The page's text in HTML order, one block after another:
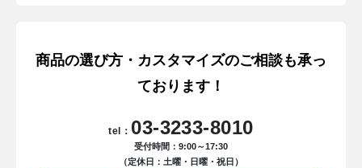
商品の選び方・カスタマイズのご相談も承っ
ております！
tel： 03-3233-8010
受付時間：9:00～17:30
（定休日：土曜・日曜・祝日）